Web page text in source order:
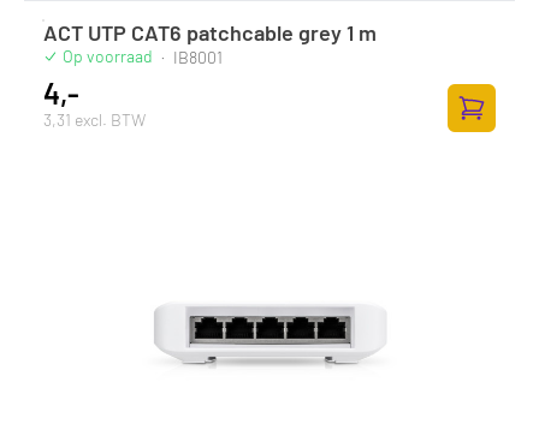
ACT UTP CAT6 patchcable grey 1 m
Op voorraad · IB8001
4,-
3,31 excl. BTW